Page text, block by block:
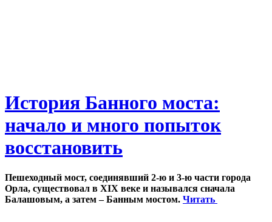
История Банного моста:
начало и много попыток
восстановить
Пешеходный мост, соединявший 2-ю и 3-ю части города
Орла, существовал в XIX веке и назывался сначала
Балашовым, а затем – Банным мостом. Читать